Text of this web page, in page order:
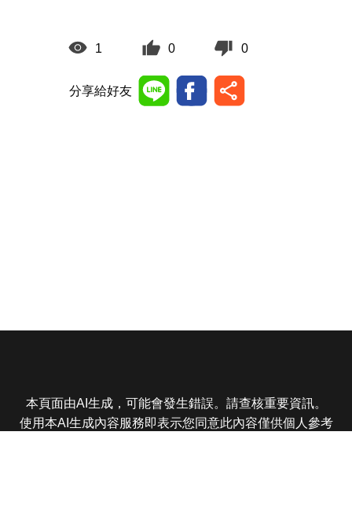
1 0 0
分享給好友
本頁面由AI生成，可能會發生錯誤。請查核重要資訊。
使用本AI生成內容服務即表示您同意此內容僅供個人參考